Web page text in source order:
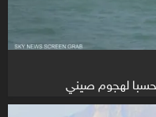
تحسبا لهجوم صيني